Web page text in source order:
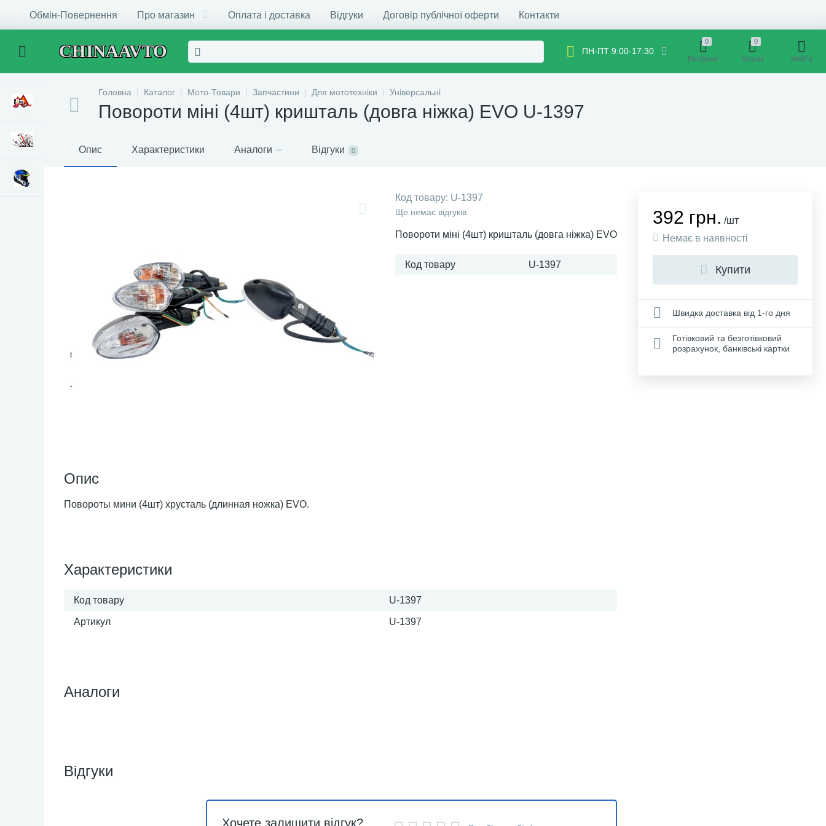
Обмін-Повернення Про магазин Оплата і доставка Відгуки Договір публічної оферти Контакти
CHINAAVTO ПН-ПТ 9:00-17:30
0
Вибране
0
Кошик Увійти
Головна Каталог Мото-Товари Запчастини Для мототехніки Універсальні
Повороти міні (4шт) кришталь (довга ніжка) EVO U-1397
Опис Характеристики Аналоги Відгуки 0
Код товару: U-1397
Ще немає відгуків
Повороти міні (4шт) кришталь (довга ніжка) EVO
Код товару U-1397
Опис
Повороты мини (4шт) хрусталь (длинная ножка) EVO.
Характеристики
Код товару U-1397
Артикул U-1397
392 грн. /шт
Немає в наявності
Купити
Швидка доставка від 1-го дня
Готівковий та безготівковий
розрахунок, банківські картки
Аналоги
Відгуки
Хочете залишити відгук?